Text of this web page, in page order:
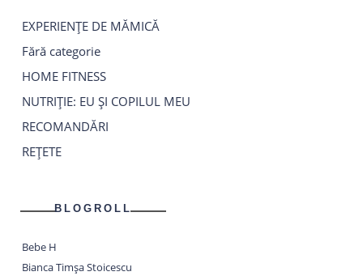
EXPERIENȚE DE MĂMICĂ
Fără categorie
HOME FITNESS
NUTRIȚIE: EU ȘI COPILUL MEU
RECOMANDĂRI
REȚETE
BLOGROLL
Bebe H
Bianca Timșa Stoicescu